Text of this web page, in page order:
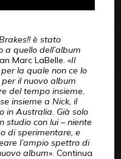
è stato
quello dell’album
Marc LaBelle. «Il
la quale non ce lo
il nuovo album
del tempo insieme.
insieme a Nick, il
in Australia. Già solo
studio con lui – niente
di sperimentare, e
l’ampio spettro di
album». Continua